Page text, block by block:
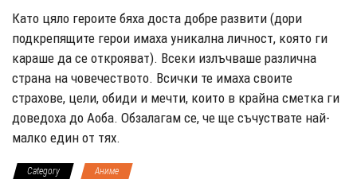
Като цяло героите бяха доста добре развити (дори
подкрепящите герои имаха уникална личност, която ги
караше да се открояват). Всеки излъчваше различна
страна на човечеството. Всички те имаха своите
страхове, цели, обиди и мечти, които в крайна сметка ги
доведоха до Аоба. Обзалагам се, че ще съчуствате най-
малко един от тях.
Category Аниме